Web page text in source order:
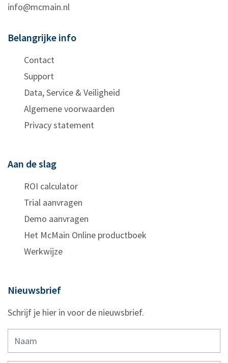
info@mcmain.nl
Belangrijke info
Contact
Support
Data, Service & Veiligheid
Algemene voorwaarden
Privacy statement
Aan de slag
ROI calculator
Trial aanvragen
Demo aanvragen
Het McMain Online productboek
Werkwijze
Nieuwsbrief
Schrijf je hier in voor de nieuwsbrief.